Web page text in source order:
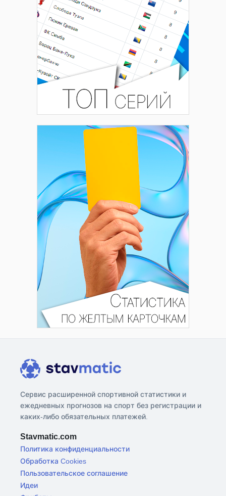
Сервис расширенной спортивной статистики и
ежедневных прогнозов на спорт без регистрации и
каких-либо обязательных платежей.
Stavmatic.com
Политика конфиденциальности
Обработка Cookies
Пользовательское соглашение
Идеи